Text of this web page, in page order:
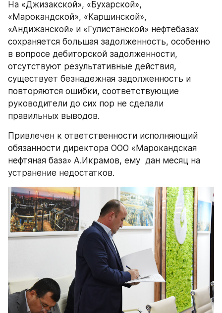
На «Джизакской», «Бухарской»,
«Марокандской», «Каршинской»,
«Андижанской» и «Гулистанской» нефтебазах
сохраняется большая задолженность, особенно
в вопросе дебиторской задолженности,
отсутствуют результативные действия,
существует безнадежная задолженность и
повторяются ошибки, соответствующие
руководители до сих пор не сделали
правильных выводов.
Привлечен к ответственности исполняющий
обязанности директора ООО «Марокандская
нефтяная база» А.Икрамов, ему  дан месяц на
устранение недостатков.